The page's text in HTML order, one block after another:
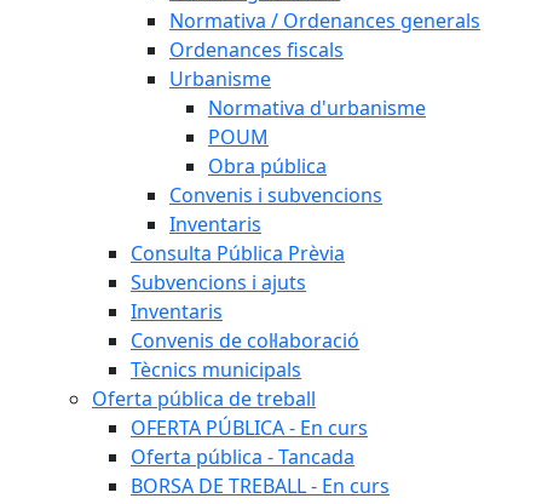
Normativa / Ordenances generals
Ordenances fiscals
Urbanisme
Normativa d'urbanisme
POUM
Obra pública
Convenis i subvencions
Inventaris
Consulta Pública Prèvia
Subvencions i ajuts
Inventaris
Convenis de col·laboració
Tècnics municipals
Oferta pública de treball
OFERTA PÚBLICA - En curs
Oferta pública - Tancada
BORSA DE TREBALL - En curs